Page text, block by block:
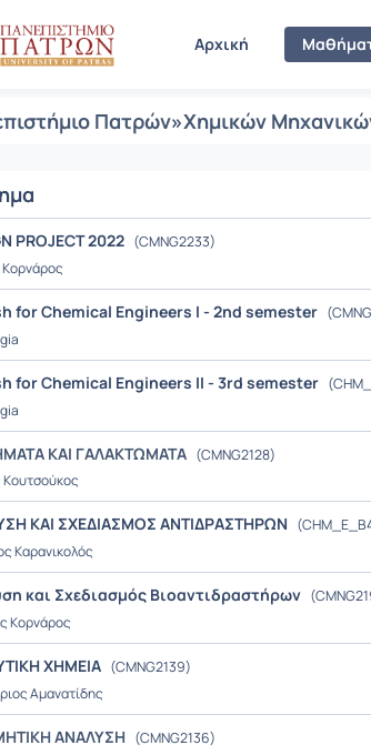
Αρχική
Πατρών»Χημικών
PROJECT 2022 (CMNG2233)
for Chemical Engineers I - 2nd semester
for Chemical Engineers II - 3rd semester
ΚΑΙ ΓΑΛΑΚΤΩΜΑΤΑ (CMNG2128)
ΚΑΙ ΣΧΕΔΙΑΣΜΟΣ ΑΝΤΙΔΡΑΣΤΗΡΩΝ
Καρανικολός
και Σχεδιασμός Βιοαντιδραστήρων
Κορνάρος
ΧΗΜΕΙΑ (CMNG2139)
Αμανατίδης
ΑΝΑΛΥΣΗ (CMNG2136)